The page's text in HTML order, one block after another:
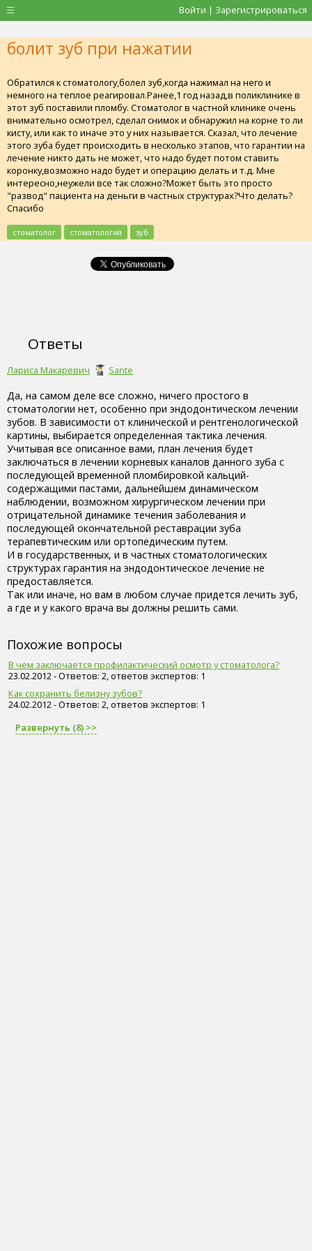
Войти | Зарегистрироваться
болит зуб при нажатии
Обратился к стоматологу,болел зуб,когда нажимал на него и
немного на теплое реагировал.Ранее,1 год назад,в поликлинике в
этот зуб поставили пломбу. Стоматолог в частной клинике очень
внимательно осмотрел, сделал снимок и обнаружил на корне то ли
кисту, или как то иначе это у них называется. Сказал, что лечение
этого зуба будет происходить в несколько этапов, что гарантии на
лечение никто дать не может, что надо будет потом ставить
коронку,возможно надо будет и операцию делать и т.д. Мне
интересно,неужели все так сложно?Может быть это просто
"развод" пациента на деньги в частных структурах?Что делать?
Спасибо
стоматолог стоматология зуб
Ответы
Лариса Макаревич Sante
Да, на самом деле все сложно, ничего простого в
стоматологии нет, особенно при эндодонтическом лечении
зубов. В зависимости от клинической и рентгенологической
картины, выбирается определенная тактика лечения.
Учитывая все описанное вами, план лечения будет
заключаться в лечении корневых каналов данного зуба с
последующей временной пломбировкой кальций-
содержащими пастами, дальнейшем динамическом
наблюдении, возможном хирургическом лечении при
отрицательной динамике течения заболевания и
последующей окончательной реставрации зуба
терапевтическим или ортопедическим путем.
И в государственных, и в частных стоматологических
структурах гарантия на эндодонтическое лечение не
предоставляется.
Так или иначе, но вам в любом случае придется лечить зуб,
а где и у какого врача вы должны решить сами.
Похожие вопросы
В чем заключается профилактический осмотр у стоматолога?
23.02.2012 - Ответов: 2, ответов экспертов: 1
Как сохранить белизну зубов?
24.02.2012 - Ответов: 2, ответов экспертов: 1
Развернуть (8) >>